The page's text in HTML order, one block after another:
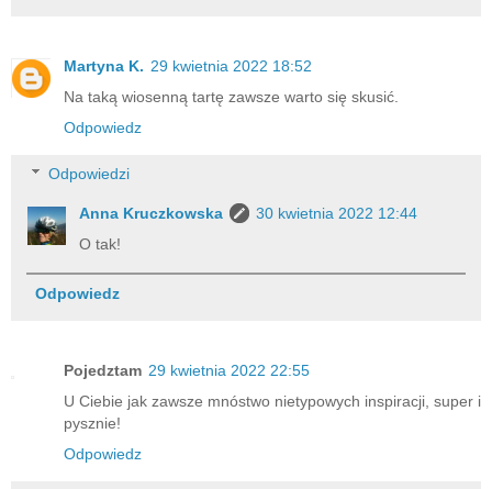
Martyna K. 29 kwietnia 2022 18:52
Na taką wiosenną tartę zawsze warto się skusić.
Odpowiedz
Odpowiedzi
Anna Kruczkowska
30 kwietnia 2022 12:44
O tak!
Odpowiedz
Pojedztam 29 kwietnia 2022 22:55
U Ciebie jak zawsze mnóstwo nietypowych inspiracji, super i
pysznie!
Odpowiedz